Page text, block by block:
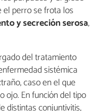
perro se frota los
y secreción serosa,
del tratamiento
sistémica
caso en el que
ojo. En función del tipo
distintas conjuntivitis,